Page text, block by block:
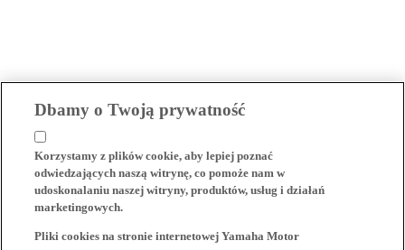
Dbamy o Twoją prywatność
Korzystamy z plików cookie, aby lepiej poznać
odwiedzających naszą witrynę, co pomoże nam w
udoskonalaniu naszej witryny, produktów, usług i działań
marketingowych.
Pliki cookies na stronie internetowej Yamaha Motor